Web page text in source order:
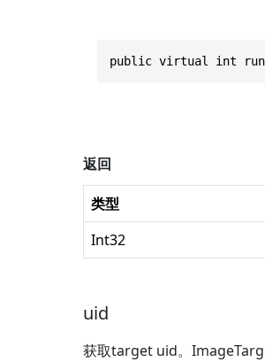
public virtual int
返回
类型
Int32
uid
获取target uid。